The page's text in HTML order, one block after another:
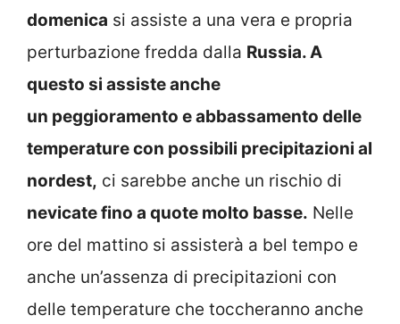
domenica si assiste a una vera e propria
perturbazione fredda dalla Russia. A
questo si assiste anche
un peggioramento e abbassamento delle
temperature con possibili precipitazioni al
nordest, ci sarebbe anche un rischio di
nevicate fino a quote molto basse. Nelle
ore del mattino si assisterà a bel tempo e
anche un’assenza di precipitazioni con
delle temperature che toccheranno anche